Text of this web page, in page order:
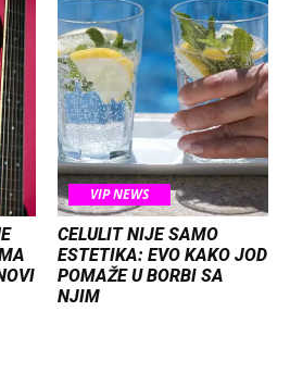
VIP NEWS
CELULIT NIJE SAMO
ESTETIKA: EVO KAKO JOD
POMAŽE U BORBI SA
NJIM